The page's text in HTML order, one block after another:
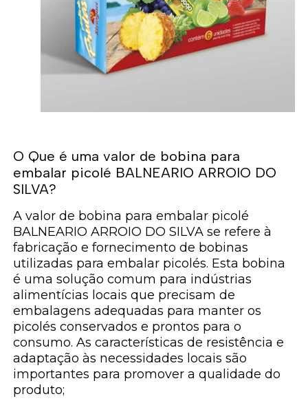
O Que é uma valor de bobina para
embalar picolé BALNEARIO ARROIO DO
SILVA?
A valor de bobina para embalar picolé
BALNEARIO ARROIO DO SILVA se refere à
fabricação e fornecimento de bobinas
utilizadas para embalar picolés. Esta bobina
é uma solução comum para indústrias
alimentícias locais que precisam de
embalagens adequadas para manter os
picolés conservados e prontos para o
consumo. As características de resistência e
adaptação às necessidades locais são
importantes para promover a qualidade do
produto;